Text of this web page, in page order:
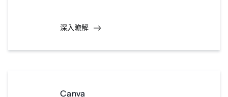
深入瞭解
Canva